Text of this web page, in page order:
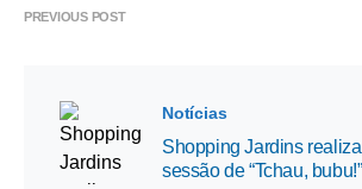
PREVIOUS POST
Notícias
Shopping Jardins
sessão de “Tchau, bubu!”